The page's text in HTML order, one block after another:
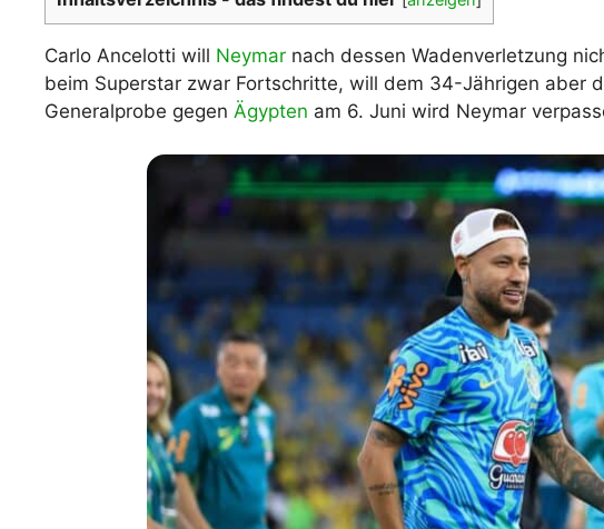
WM 2026 Spielplan Excel
downloaden &
Carlo Ancelotti will Neymar nach dessen Wadenverletzung
beim Superstar zwar Fortschritte, will dem 34-Jährigen aber
Generalprobe gegen Ägypten am 6. Juni wird Neymar